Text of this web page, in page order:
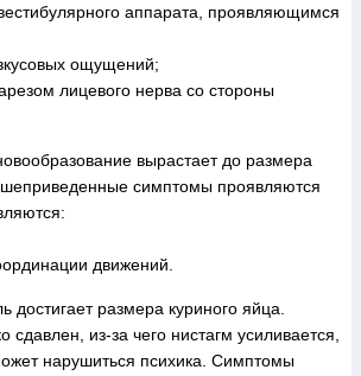
аппарата, проявляющимся
ощущений;
лицевого нерва со стороны
вырастает до размера
симптомы проявляются
движений.
достигает размера куриного яйца.
сдавлен, из-за чего нистагм усиливается,
нарушиться психика. Симптомы